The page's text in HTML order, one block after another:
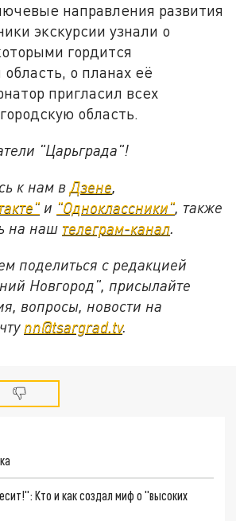
направления развития
экскурсии узнали о
гордится
о планах её
пригласил всех
область.
"Царьграда"!
к нам вДзене,
и "Одноклассники", также
на наш телеграм-канал.
поделиться с редакцией
Новгород", присылайте
вопросы, новости на
nn@tsargrad.tv.
Кто и как создал миф о "высоких